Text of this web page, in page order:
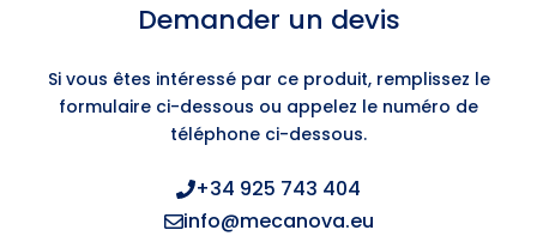
Demander un devis
Si vous êtes intéressé par ce produit, remplissez le
formulaire ci-dessous ou appelez le numéro de
téléphone ci-dessous.
+34 925 743 404
info@mecanova.eu